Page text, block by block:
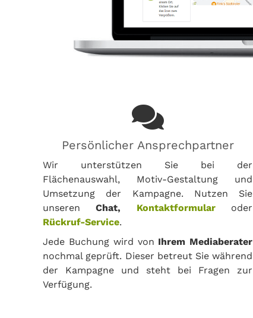
Persönlicher Ansprechpartner
Wir unterstützen Sie bei der
Flächenauswahl, Motiv-Gestaltung und
Umsetzung der Kampagne. Nutzen Sie
unserenChat, Kontaktformularoder
Rückruf-Service.
Jede Buchung wird von Ihrem Mediaberater
nochmal geprüft. Dieser betreut Sie während
der Kampagne und steht bei Fragen zur
Verfügung.